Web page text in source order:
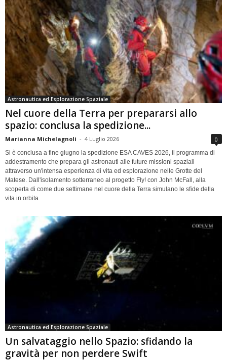
Astronautica ed Esplorazione Spaziale
Nel cuore della Terra per prepararsi allo
spazio: conclusa la spedizione...
Marianna Michelagnoli - 4 Luglio 2026 0
Si è conclusa a fine giugno la spedizione ESA CAVES 2026, il programma di
addestramento che prepara gli astronauti alle future missioni spaziali
attraverso un'intensa esperienza di vita ed esplorazione nelle Grotte del
Matese. Dall'isolamento sotterraneo al progetto Fly! con John McFall, alla
scoperta di come due settimane nel cuore della Terra simulano le sfide della
vita in orbita
Astronautica ed Esplorazione Spaziale
Un salvataggio nello Spazio: sfidando la
gravità per non perdere Swift